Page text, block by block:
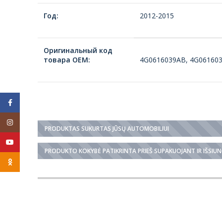
Год: 2012-2015
Оригинальный код
товара ОЕМ:
4G0616039AB,
PRODUKTAS SUKURTAS JŪSŲ AUTOMOBILIUI
PRODUKTO KOKYBĖ PATIKRINTA PRIEŠ SUPAKUOJANT IR
Instagram
YouTube
Odnoklassniki